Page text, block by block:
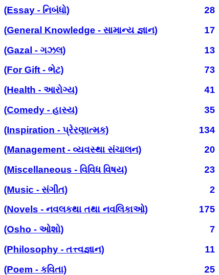
(Essay - નિબંધો)
28
(General Knowledge - સામાન્ય જ્ઞાન)
17
(Gazal - ગઝલ)
13
(For Gift - ભેટ)
73
(Health - આરોગ્ય)
41
(Comedy - હાસ્ય)
35
(Inspiration - પ્રેરણાત્મક)
134
(Management - વ્યવસ્થા સંચાલન)
20
(Miscellaneous - વિવિધ વિષય)
23
(Music - સંગીત)
2
(Novels - નવલકથા તથા નવલિકાઓ)
175
(Osho - ઓશો)
7
(Philosophy - તત્ત્વજ્ઞાન)
11
(Poem - કવિતા)
25